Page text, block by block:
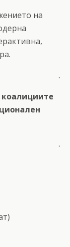
на
.
коалициите
.